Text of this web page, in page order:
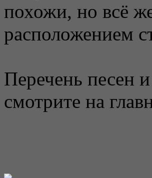
похожи, но всё
расположением
Перечень песен
смотрите на